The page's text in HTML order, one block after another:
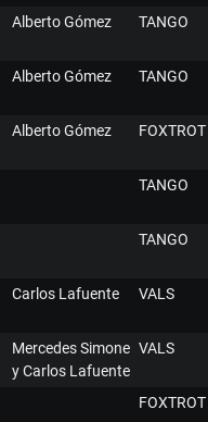
Alberto Gómez TANGO
Alberto Gómez TANGO
Alberto Gómez FOXTROT
TANGO
TANGO
Carlos Lafuente VALS
Mercedes Simone
y Carlos Lafuente
VALS
FOXTROT